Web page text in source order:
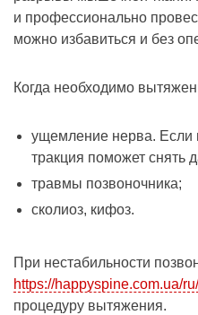
и профессионально
можно избавиться и без
Когда необходимо
ущемление нерва.
тракция поможет снять
травмы позвоночника;
сколиоз, кифоз.
При нестабильности
https://happyspine.com.ua/ru/
процедуру вытяжения.